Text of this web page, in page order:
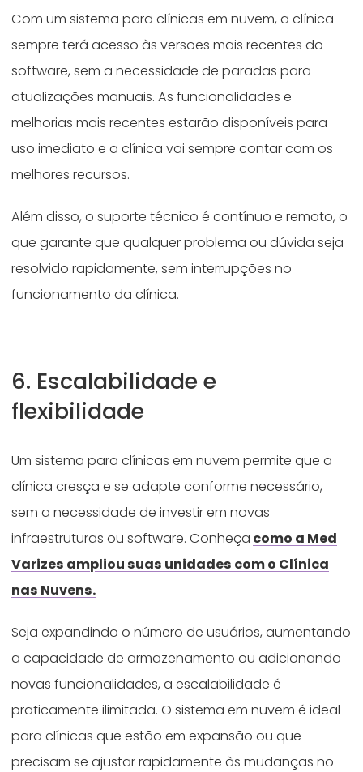
Com um sistema para clínicas em nuvem, a clínica
sempre terá acesso às versões mais recentes do
software, sem a necessidade de paradas para
atualizações manuais. As funcionalidades e
melhorias mais recentes estarão disponíveis para
uso imediato e a clínica vai sempre contar com os
melhores recursos.
Além disso, o suporte técnico é contínuo e remoto, o
que garante que qualquer problema ou dúvida seja
resolvido rapidamente, sem interrupções no
funcionamento da clínica.
6. Escalabilidade e
flexibilidade
Um sistema para clínicas em nuvem permite que a
clínica cresça e se adapte conforme necessário,
sem a necessidade de investir em novas
infraestruturas ou software. Conheça como a Med
Varizes ampliou suas unidades com o Clínica
nas Nuvens.
Seja expandindo o número de usuários, aumentando
a capacidade de armazenamento ou adicionando
novas funcionalidades, a escalabilidade é
praticamente ilimitada. O sistema em nuvem é ideal
para clínicas que estão em expansão ou que
precisam se ajustar rapidamente às mudanças no